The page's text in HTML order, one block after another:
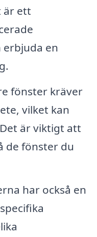
är ett
erbjuda en
fönster kräver
vilket kan
är viktigt att
de fönster du
har också en